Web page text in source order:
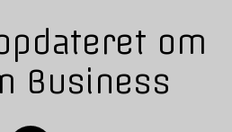
om
Business